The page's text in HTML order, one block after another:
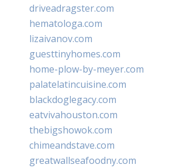
driveadragster.com
hematologa.com
lizaivanov.com
guesttinyhomes.com
home-plow-by-meyer.com
palatelatincuisine.com
blackdoglegacy.com
eatvivahouston.com
thebigshowok.com
chimeandstave.com
greatwallseafoodny.com